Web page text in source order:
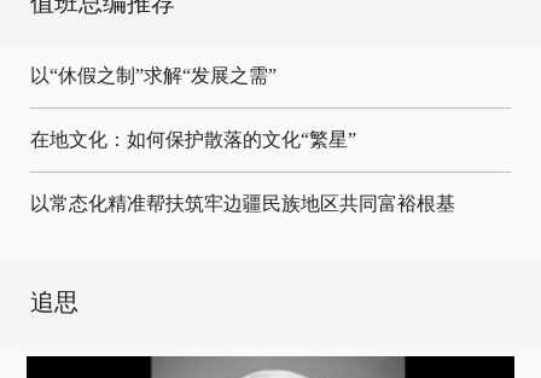
以“休假之制”求解“发展之需”
在地文化：如何保护散落的文化“繁星”
以常态化精准帮扶筑牢边疆民族地区共同富裕根基
追思